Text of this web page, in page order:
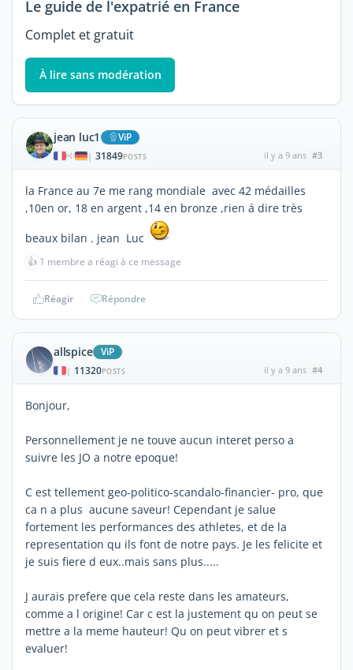
Le guide de l'expatrié en France
Complet et gratuit
À lire sans modération
jean luc1 ViP
| 31849POSTS il y a 9 ans #3
la France au 7e me rang mondiale avec 42 médailles
,10en or, 18 en argent ,14 en bronze ,rien á dire très
beaux bilan . jean Luc
👍 1 membre a réagi à ce message
Réagir Répondre
allspice ViP
| 11320POSTS il y a 9 ans #4
Bonjour,
Personnellement je ne touve aucun interet perso a
suivre les JO a notre epoque!
C est tellement geo-politico-scandalo-financier- pro, que
ca n a plus aucune saveur! Cependant je salue
fortement les performances des athletes, et de la
representation qu ils font de notre pays. Je les felicite et
je suis fiere d eux..mais sans plus.....
J aurais prefere que cela reste dans les amateurs,
comme a l origine! Car c est la justement qu on peut se
mettre a la meme hauteur! Qu on peut vibrer et s
evaluer!